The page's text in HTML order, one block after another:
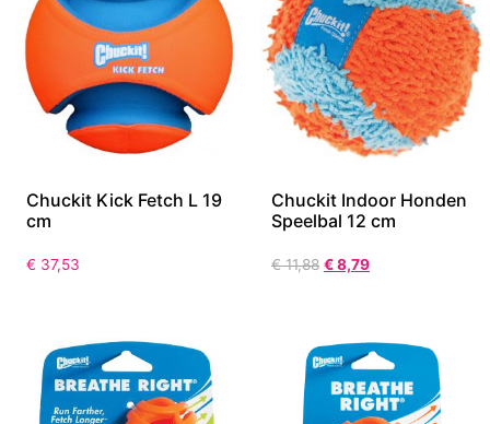
Chuckit Kick Fetch L 19
cm
€ 37,53
Chuckit Indoor Honden
Speelbal 12 cm
€11,88 €8,79